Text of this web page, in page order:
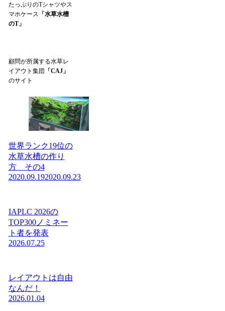
たっぷりのTシャツやス
マホケース 「水草水槽
のT」
顧問が所属する水草レ
イアウト集団
「CAJ」
のサイト
世界ランク19位の
水草水槽の作り
方 その4
2020.09.192020.09.23
IAPLC 2026の
TOP300ノミネー
ト者を発表
2026.07.25
レイアウトは自由
なんだ！
2026.01.04